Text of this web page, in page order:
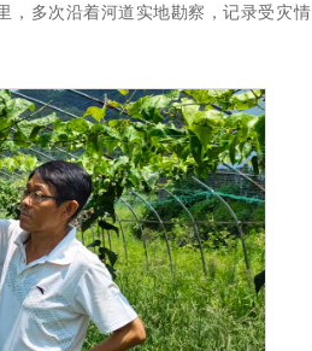
，多次沿着河道实地勘察，记录受灾情